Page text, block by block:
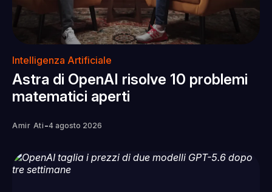
Intelligenza Artificiale
Astra di OpenAI risolve 10 problemi
matematici aperti
Amir Ati -4 agosto 2026